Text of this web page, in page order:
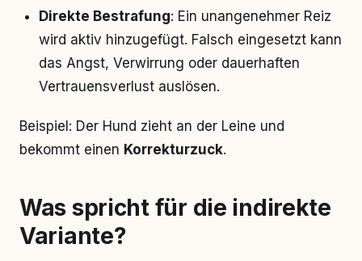
Direkte Bestrafung: Ein unangenehmer Reiz
wird aktiv hinzugefügt. Falsch eingesetzt kann
das Angst, Verwirrung oder dauerhaften
Vertrauensverlust auslösen.
Beispiel: Der Hund zieht an der Leine und
bekommt einen Korrekturzuck.
Was spricht für die indirekte
Variante?